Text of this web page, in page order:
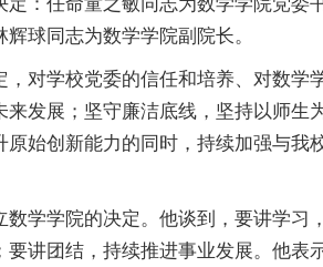
球同志为数学学院副院长。
对学校党委的信任和培养、对数学
发展；坚守廉洁底线，坚持以师生
始创新能力的同时，持续加强与我
学学院的决定。他谈到，要讲学习
讲团结，持续推进事业发展。他